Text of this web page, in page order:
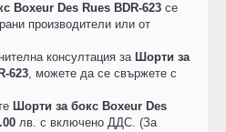
Boxeur Des Rues BDR-623 се
производители или от
консултация за Шорти за
623, можете да се свържете с
Шорти за бокс Boxeur Des
лв. с включено ДДС. (За